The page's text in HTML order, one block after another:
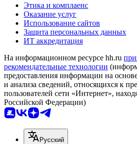
Этика и комплаенс
Оказание услуг
Использование сайтов
Защита персональных данных
ИТ аккредитация
На информационном ресурсе hh.ru
рекомендательные технологии
предоставления информации на
и анализа сведений, относящихся к
пользователей сети «Интернет»,
Российской Федерации)
Русский